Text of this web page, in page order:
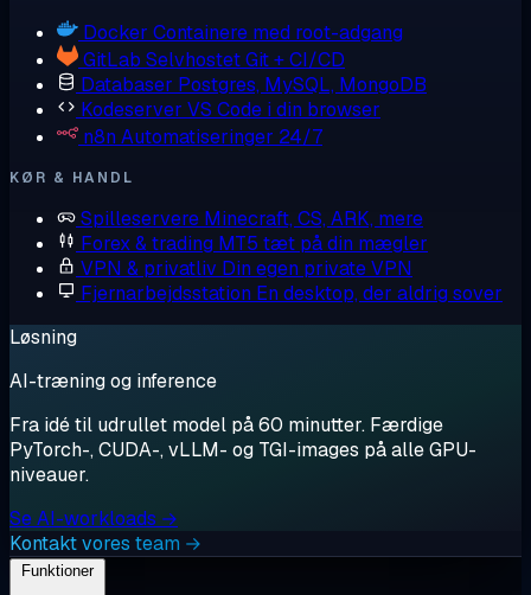
Docker Containere med root-adgang
GitLab Selvhostet Git + CI/CD
Databaser Postgres, MySQL, MongoDB
Kodeserver VS Code i din browser
n8n Automatiseringer 24/7
KØR & HANDL
Spilleservere Minecraft, CS, ARK, mere
Forex & trading MT5 tæt på din mægler
VPN & privatliv Din egen private VPN
Fjernarbejdsstation En desktop, der aldrig sover
Løsning
AI-træning og inference
Fra idé til udrullet model på 60 minutter. Færdige
PyTorch-, CUDA-, vLLM- og TGI-images på alle GPU-
niveauer.
Se AI-workloads →
Kontakt vores team →
Funktioner